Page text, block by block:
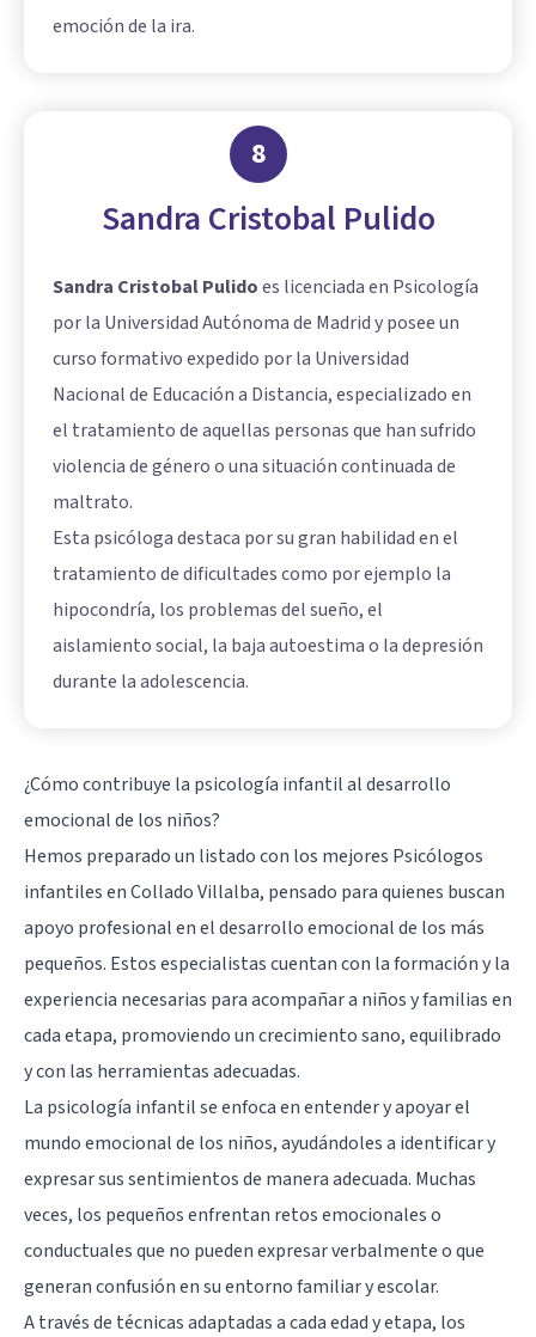
emoción de la ira.
8
Sandra Cristobal Pulido
Sandra Cristobal Pulidoes licenciada en Psicología
por la Universidad Autónoma de Madrid y posee un
curso formativo expedido por la Universidad
Nacional de Educación a Distancia, especializado en
el tratamiento de aquellas personas que han sufrido
violencia de género o una situación continuada de
maltrato.
Esta psicóloga destaca por su gran habilidad en el
tratamiento de dificultades como por ejemplo la
hipocondría, los problemas del sueño, el
aislamiento social, la baja autoestima o la depresión
durante la adolescencia.
¿Cómo contribuye la psicología infantil al desarrollo
emocional de los niños?
Hemos preparado un listado con los mejores Psicólogos
infantiles en Collado Villalba, pensado para quienes buscan
apoyo profesional en el desarrollo emocional de los más
pequeños. Estos especialistas cuentan con la formación y la
experiencia necesarias para acompañar a niños y familias en
cada etapa, promoviendo un crecimiento sano, equilibrado
y con las herramientas adecuadas.
La psicología infantil se enfoca en entender y apoyar el
mundo emocional de los niños, ayudándoles a identificar y
expresar sus sentimientos de manera adecuada. Muchas
veces, los pequeños enfrentan retos emocionales o
conductuales que no pueden expresar verbalmente o que
generan confusión en su entorno familiar y escolar.
A través de técnicas adaptadas a cada edad y etapa, los